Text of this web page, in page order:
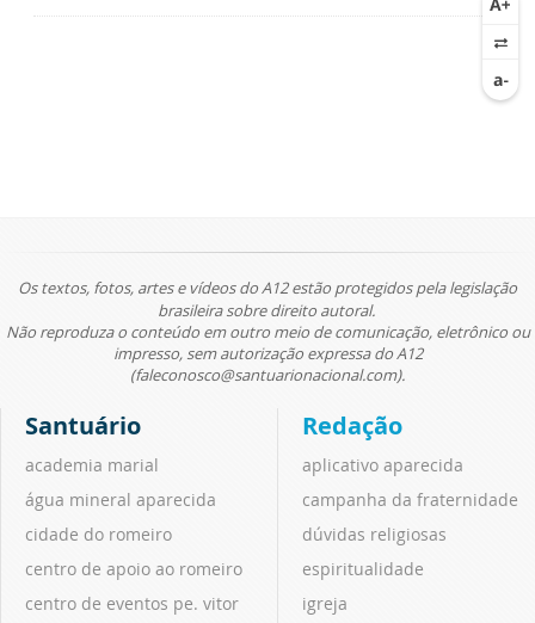
Os textos, fotos, artes e vídeos do A12 estão protegidos pela legislação
brasileira sobre direito autoral.
Não reproduza o conteúdo em outro meio de comunicação, eletrônico ou
impresso, sem autorização expressa do A12
(faleconosco@santuarionacional.com).
Santuário
academia marial
água mineral aparecida
cidade do romeiro
centro de apoio ao romeiro
centro de eventos pe. vitor
Redação
aplicativo aparecida
campanha da fraternidade
dúvidas religiosas
espiritualidade
igreja